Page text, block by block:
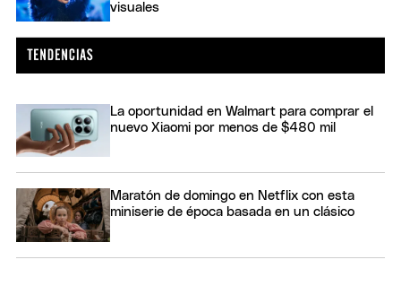
visuales
La oportunidad en Walmart para comprar el
nuevo Xiaomi por menos de $480 mil
Maratón de domingo en Netflix con esta
miniserie de época basada en un clásico